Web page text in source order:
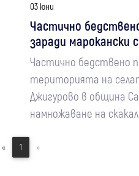
03 юни
Частично
заради марокански
Частично бедствено
територията на
Джигурово в община
намножаване на скакал
« 1 »